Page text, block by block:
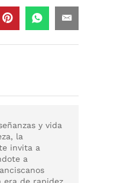
y vida
la
invita a
a